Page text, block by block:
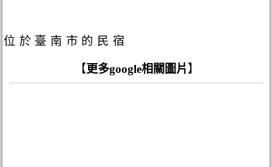
位於臺南市的民宿
【更多google相關圖片 】